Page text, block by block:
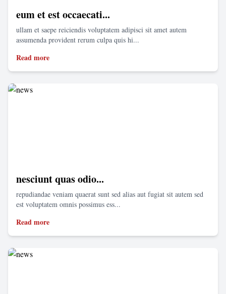
eum et est occaecati...
ullam et saepe reiciendis voluptatem adipisci sit amet autem
assumenda provident rerum culpa quis hi...
Read more
nesciunt quas odio...
repudiandae veniam quaerat sunt sed alias aut fugiat sit autem sed
est voluptatem omnis possimus ess...
Read more